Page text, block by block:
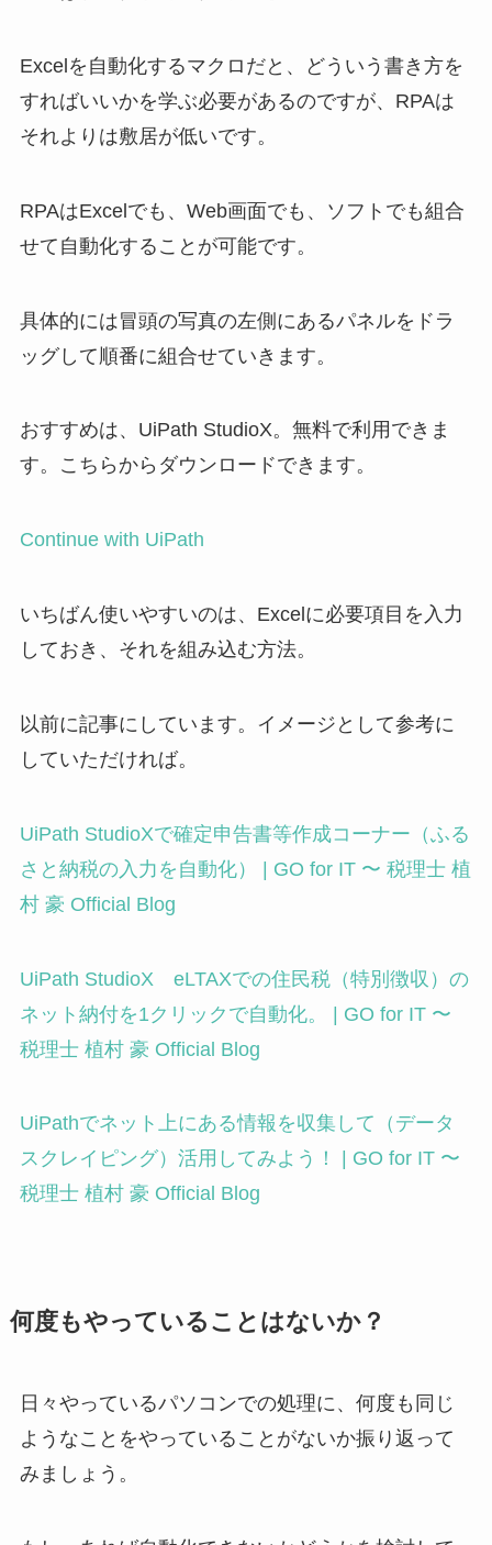
Excelを自動化するマクロだと、どういう書き方を
すればいいかを学ぶ必要があるのですが、RPAは
それよりは敷居が低いです。
RPAはExcelでも、Web画面でも、ソフトでも組合
せて自動化することが可能です。
具体的には冒頭の写真の左側にあるパネルをドラ
ッグして順番に組合せていきます。
おすすめは、UiPath StudioX。無料で利用できま
す。こちらからダウンロードできます。
Continue with UiPath
いちばん使いやすいのは、Excelに必要項目を入力
しておき、それを組み込む方法。
以前に記事にしています。イメージとして参考に
していただければ。
UiPath StudioXで確定申告書等作成コーナー（ふる
さと納税の入力を自動化） | GO for IT 〜 税理士 植
村 豪 Official Blog
UiPath StudioX eLTAXでの住民税（特別徴収）の
ネット納付を1クリックで自動化。 | GO for IT 〜
税理士 植村 豪 Official Blog
UiPathでネット上にある情報を収集して（データ
スクレイピング）活用してみよう！ | GO for IT 〜
税理士 植村 豪 Official Blog
何度もやっていることはないか？
日々やっているパソコンでの処理に、何度も同じ
ようなことをやっていることがないか振り返って
みましょう。